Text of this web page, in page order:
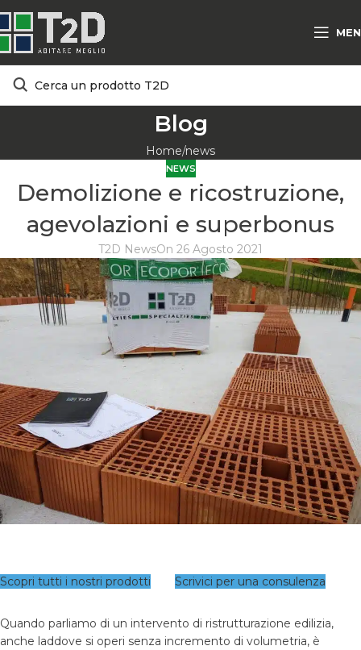
Blog
Home news
NEWS
Demolizione e ricostruzione,
agevolazioni e superbonus
T2D NewsOn 26 Agosto 2021
Scopri tutti i nostri prodotti Scrivici per una consulenza
Quando parliamo di un intervento di ristrutturazione edilizia,
anche laddove si operi senza incremento di volumetria, è